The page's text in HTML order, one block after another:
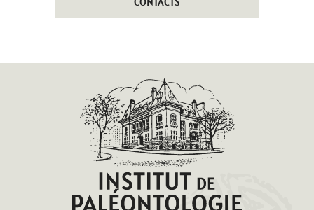
CONTACTS